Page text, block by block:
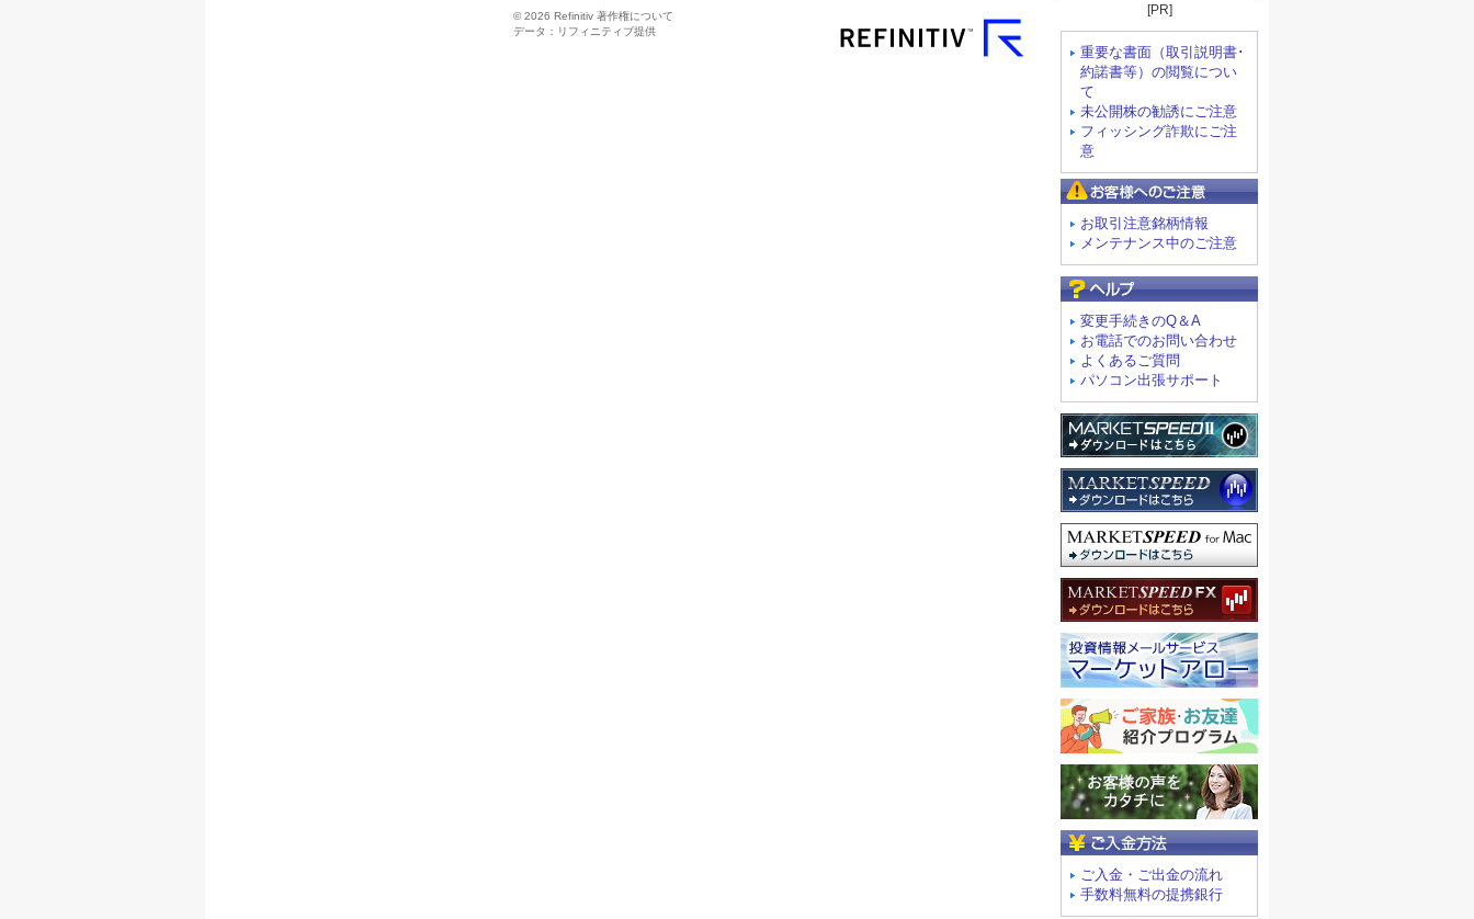
[PR]
重要な書面（取引説明書･
約諾書等）の閲覧につい
て
未公開株の勧誘にご注意
フィッシング詐欺にご注
意
お取引注意銘柄情報
メンテナンス中のご注意
変更手続きのQ＆A
お電話でのお問い合わせ
よくあるご質問
パソコン出張サポート
ご入金・ご出金の流れ
手数料無料の提携銀行